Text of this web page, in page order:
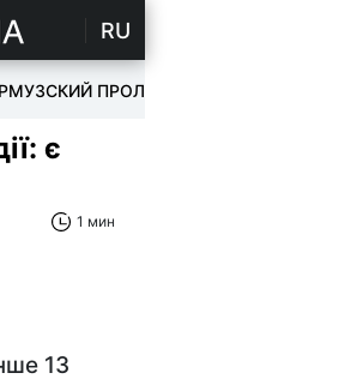
RU
ПРОЛИВ
є
1 мин
13